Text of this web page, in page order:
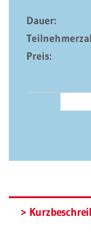
Dauer:
Preis: